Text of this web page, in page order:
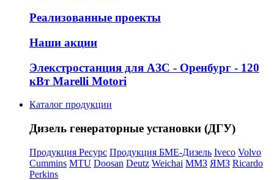
Реализованные проекты
Наши акции
Элекстростанция для АЗС - Оренбург - 120
кВт Marelli Motori
Каталог продукции
Дизель генераторные установки (ДГУ)
Продукция Ресурс Продукция БМЕ-Дизель Iveco Volvo
Cummins MTU Doosan Deutz Weichai ММЗ ЯМЗ Ricardo
Perkins